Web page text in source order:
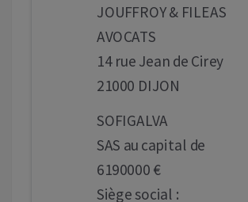
JOUFFROY & FILEAS
AVOCATS
14 rue Jean de Cirey
21000 DIJON
SOFIGALVA
SAS au capital de
6190000 €
Siège social :